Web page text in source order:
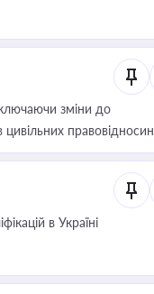
зміни до
правовідносин
в Україні